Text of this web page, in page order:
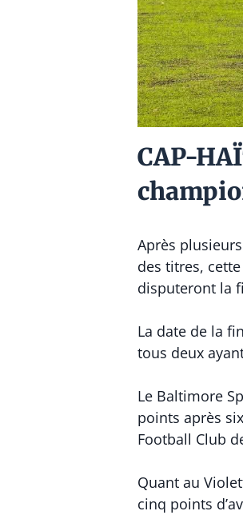
CAP-
Après
des titres,
disputeront la
La date de la
tous deux
Le Baltimore
points après
Football Club
Quant au
cinq points